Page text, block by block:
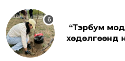
“Тэрбум
хөдөлгөөнд